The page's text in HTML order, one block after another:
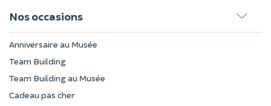
Nos occasions
Anniversaire au Musée
Team Building
Team Building au Musée
Cadeau pas cher